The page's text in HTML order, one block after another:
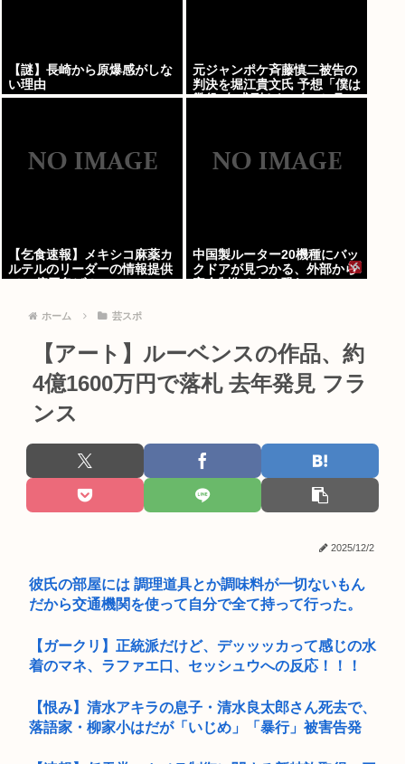
【謎】長崎から原爆感がしな
い理由
元ジャンポケ斉藤慎二被告の
判決を堀江貴文氏 予想「僕は
懲役4年求刑され 2年6か月の
【乞食速報】メキシコ麻薬カ
ルテルのリーダーの情報提供
中国製ルーター20機種にバッ
クドアが見つかる、外部から
ホーム 芸スポ
【アート】ルーベンスの作品、約
4億1600万円で落札 去年発見 フラ
ンス
2025/12/2
彼氏の部屋には 調理道具とか調味料が一切ないもん
だから交通機関を使って自分で全て持って行った。
【ガークリ】正統派だけど、デッッッカって感じの水
着のマネ、ラファエ口、セッシュウへの反応！！！
【恨み】清水アキラの息子・清水良太郎さん死去で、
落語家・柳家小はだが「いじめ」「暴行」被害告発